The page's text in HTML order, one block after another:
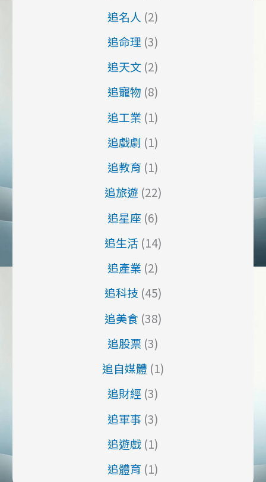
追名人 (2)
追命理 (3)
追天文 (2)
追寵物 (8)
追工業 (1)
追戲劇 (1)
追教育 (1)
追旅遊 (22)
追星座 (6)
追生活(14)
追產業 (2)
追科技 (45)
追美食 (38)
追股票 (3)
追自媒體 (1)
追財經 (3)
追軍事 (3)
追遊戲 (1)
追體育 (1)